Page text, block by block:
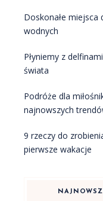
Doskonałe miejsca
wodnych
Płyniemy z
świata
Podróże dla
najnowszych
9 rzeczy do
pierwsze wakacje